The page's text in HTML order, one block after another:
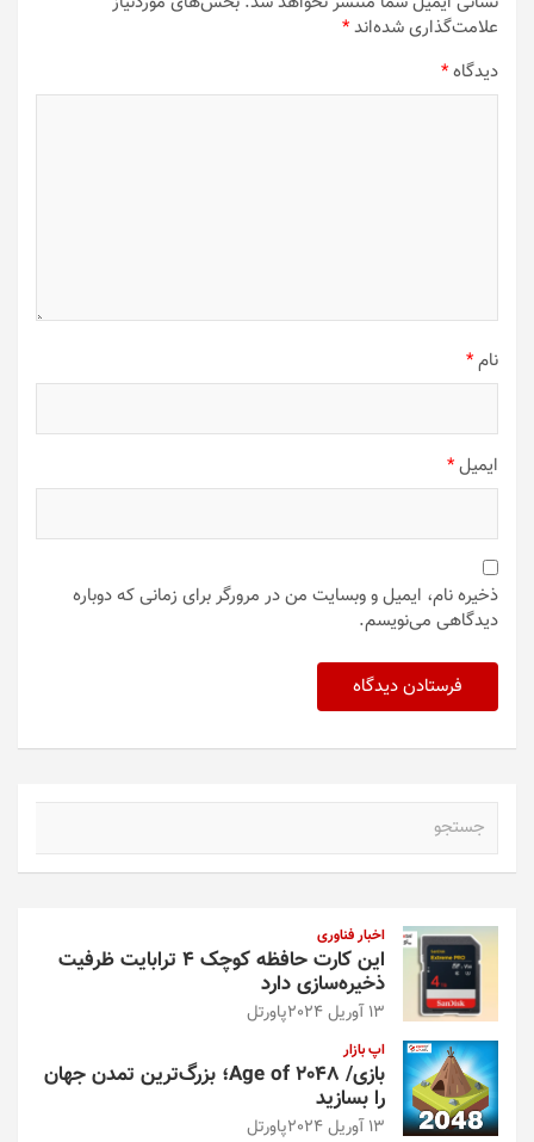
علامت‌گذاری شده‌اند*
دیدگاه*
نام*
ایمیل*
ذخیره نام، ایمیل و وبسایت من در مرورگر برای زمانی که دوباره
دیدگاهی می‌نویسم.
اخبار فناوری
این کارت حافظه کوچک ۴ ترابایت ظرفیت
ذخیره‌سازی دارد
13 آوریل 2024 پاورتل
اپ بازار
بازی/ Age of 2048؛ بزرگ‌ترین تمدن جهان
را بسازید
13 آوریل 2024 پاورتل